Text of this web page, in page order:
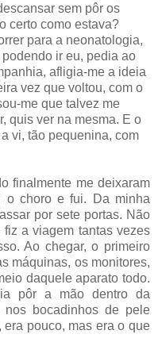
sem pôr os
certo como estava?
para a neonatologia,
ir eu, pedia ao
afligia-me a ideia
vez que voltou, com o
me que talvez me
quis ver na mesma. E o
vi, tão pequenina, com
finalmente me deixaram
o choro e fui. Da minha
por sete portas. Não
a viagem tantas vezes
Ao chegar, o primeiro
máquinas, os monitores,
daquele aparato todo.
pôr a mão dentro da
nos bocadinhos de pele
pouco, mas era o que